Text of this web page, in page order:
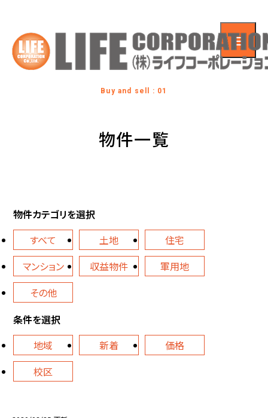
Buy and sell : 01
物件一覧
物件カテゴリを選択
すべて
土地
住宅
マンション
収益物件
軍用地
その他
条件を選択
地域
新着
価格
校区